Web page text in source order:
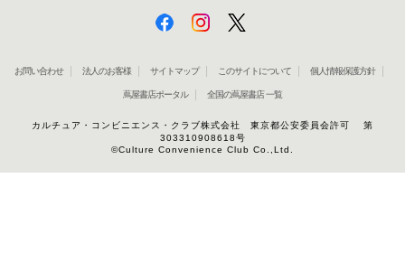
お問い合わせ 法人のお客様 サイトマップ このサイトについて 個人情報保護方針
蔦屋書店ポータル 全国の蔦屋書店 一覧
カルチュア・コンビニエンス・クラブ株式会社 東京都公安委員会許可 第
303310908618号
©Culture Convenience Club Co.,Ltd.